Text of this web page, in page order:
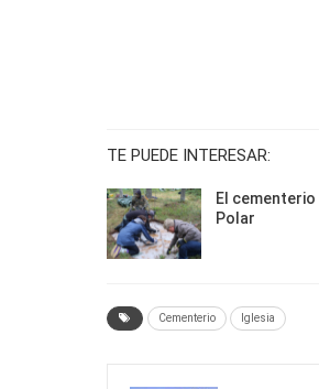
TE PUEDE INTERESAR:
El
Polar
Cementerio Iglesia